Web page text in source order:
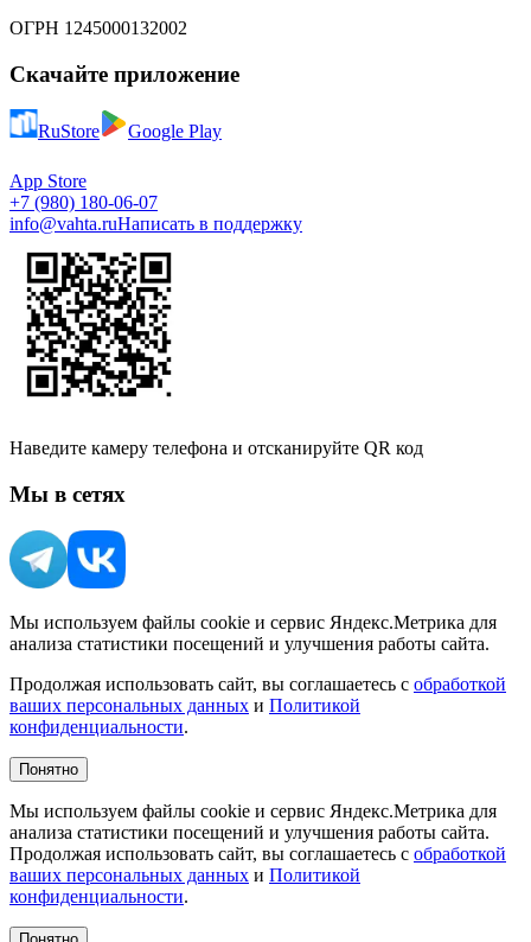
ОГРН 1245000132002
Скачайте приложение
RuStore Google Play
App Store
+7 (980) 180-06-07
info@vahta.ruНаписать в поддержку
Наведите камеру телефона и отсканируйте QR код
Мы в сетях
Мы используем файлы cookie и сервис Яндекс.Метрика для
анализа статистики посещений и улучшения работы сайта.
Продолжая использовать сайт, вы соглашаетесь с обработкой
ваших персональных данных и Политикой
конфиденциальности.
Понятно
Мы используем файлы cookie и сервис Яндекс.Метрика для
анализа статистики посещений и улучшения работы сайта.
Продолжая использовать сайт, вы соглашаетесь с обработкой
ваших персональных данных и Политикой
конфиденциальности.